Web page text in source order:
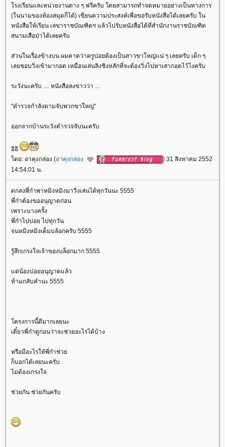
รงเรียนและหน่วยงานตาง ๆ ฟรีครับ โดยสามารถทำจดหมายอย่างเป็นทางการ
(ในนามของห้องสมุดก็ได้) เขียนความประสงค์เพื่อขอรับหนังสือได้เลยครับ ใน
หนังสือให้เรียน เลขาราชบัณฑิตฯ แล้วไปรับหนังสือได้ที่สำนักงานราชบัณฑิต
สนามเสือป่าได้เลยครับ
ส่วนในเรื่องข้างบน ผมคาดว่าครูปอยต้องเป็นสาวขาใหญ่แน่ ๆ เลยครับ เด็ก ๆ
เลยชอบวิ่งเข้ามากอด เหมือนเล่นลิงชิงหลักที่จะต้องวิ่งไปหาเสากอดไว้ไงครับ
ระวังนะครับ .... หนังสือลงข่าวว่า ...
"ตำรวจกำลังตามจับพวกขาใหญ่"
ออกจากบ้านระวังตำรวจจับนะครับ
อิอิ
ดย: อาคุงกล่อง (อาคุงกล่อง
) 31 สิงหาคม 2552
14:54:01 น.
ตกลงพี่ก๋าพาหมิงหมิงมาวิ่งเล่นได้ทุกวันนะ 5555
พี่ก๋าต้องขออนุญาตก่อน
เพราะบางครั้ง
พี่ก๋าไปบ่อย ไปทุกวัน
จนหมิงหมิงเต็มบล้อกครับ 5555
รู้สึกเกรงใจเจ้าของบล็อกมาก 5555
ต่น้องปอยอนุญาตแล้ว
ห้ามกลับคำนะ 5555
ครงการนี้ดีมากเลยนะ
เดี๋ยวพี่ก๋าดูก่อนว่าจะช่วยอะไรได้บ้าง
หรือมีอะไรให้พี่ก๋าช่ว
ก็บอกได้เลยนะครับ
ไม่ต้องเกรงใจ
ช่วยกัน ช่วยกันครับ